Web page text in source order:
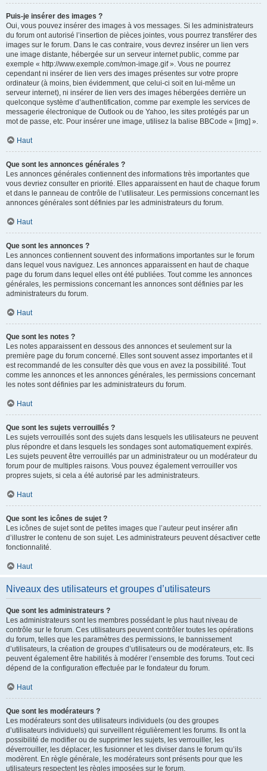
Puis-je insérer des images ?
Oui, vous pouvez insérer des images à vos messages. Si les administrateurs
du forum ont autorisé l’insertion de pièces jointes, vous pourrez transférer des
images sur le forum. Dans le cas contraire, vous devrez insérer un lien vers
une image distante, hébergée sur un serveur internet public, comme par
exemple « http://www.exemple.com/mon-image.gif ». Vous ne pourrez
cependant ni insérer de lien vers des images présentes sur votre propre
ordinateur (à moins, bien évidemment, que celui-ci soit en lui-même un
serveur internet), ni insérer de lien vers des images hébergées derrière un
quelconque système d’authentification, comme par exemple les services de
messagerie électronique de Outlook ou de Yahoo, les sites protégés par un
mot de passe, etc. Pour insérer une image, utilisez la balise BBCode « [img] ».
Haut
Que sont les annonces générales ?
Les annonces générales contiennent des informations très importantes que
vous devriez consulter en priorité. Elles apparaissent en haut de chaque forum
et dans le panneau de contrôle de l’utilisateur. Les permissions concernant les
annonces générales sont définies par les administrateurs du forum.
Haut
Que sont les annonces ?
Les annonces contiennent souvent des informations importantes sur le forum
dans lequel vous naviguez. Les annonces apparaissent en haut de chaque
page du forum dans lequel elles ont été publiées. Tout comme les annonces
générales, les permissions concernant les annonces sont définies par les
administrateurs du forum.
Haut
Que sont les notes ?
Les notes apparaissent en dessous des annonces et seulement sur la
première page du forum concerné. Elles sont souvent assez importantes et il
est recommandé de les consulter dès que vous en avez la possibilité. Tout
comme les annonces et les annonces générales, les permissions concernant
les notes sont définies par les administrateurs du forum.
Haut
Que sont les sujets verrouillés ?
Les sujets verrouillés sont des sujets dans lesquels les utilisateurs ne peuvent
plus répondre et dans lesquels les sondages sont automatiquement expirés.
Les sujets peuvent être verrouillés par un administrateur ou un modérateur du
forum pour de multiples raisons. Vous pouvez également verrouiller vos
propres sujets, si cela a été autorisé par les administrateurs.
Haut
Que sont les icônes de sujet ?
Les icônes de sujet sont de petites images que l’auteur peut insérer afin
d’illustrer le contenu de son sujet. Les administrateurs peuvent désactiver cette
fonctionnalité.
Haut
Niveaux des utilisateurs et groupes d’utilisateurs
Que sont les administrateurs ?
Les administrateurs sont les membres possédant le plus haut niveau de
contrôle sur le forum. Ces utilisateurs peuvent contrôler toutes les opérations
du forum, telles que les paramètres des permissions, le bannissement
d’utilisateurs, la création de groupes d’utilisateurs ou de modérateurs, etc. Ils
peuvent également être habilités à modérer l’ensemble des forums. Tout ceci
dépend de la configuration effectuée par le fondateur du forum.
Haut
Que sont les modérateurs ?
Les modérateurs sont des utilisateurs individuels (ou des groupes
d’utilisateurs individuels) qui surveillent régulièrement les forums. Ils ont la
possibilité de modifier ou de supprimer les sujets, les verrouiller, les
déverrouiller, les déplacer, les fusionner et les diviser dans le forum qu’ils
modèrent. En règle générale, les modérateurs sont présents pour que les
utilisateurs respectent les règles imposées sur le forum.